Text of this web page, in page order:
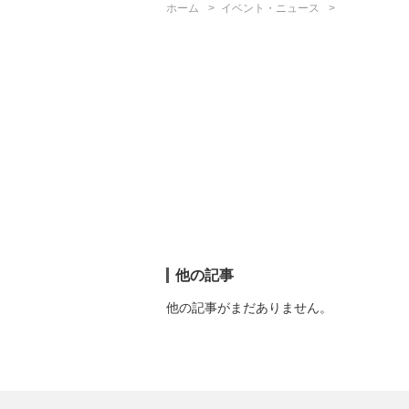
ホーム イベント・ニュース
他の記事
他の記事がまだありません。